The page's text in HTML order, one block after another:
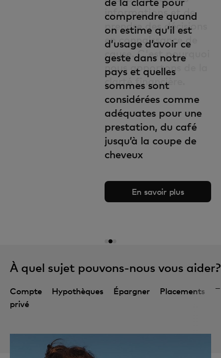
informations et de
prendre des décisions
en connaissance de
cause. C'est pourquoi
nous apportons de la
clarté financière.
En savoir plus
comprendre quand
on estime qu’il est
d’usage d’avoir ce
geste dans notre
pays et quelles
sommes sont
considérées comme
adéquates pour une
prestation, du café
jusqu’à la coupe de
cheveux
En savoir plus
équipe. Disponible en
allemand.
Blog
À quel sujet pouvons-nous vous aider?
Compte
privé
Hypothèques Épargner Placements